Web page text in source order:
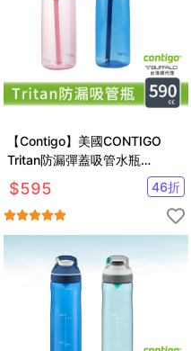
【Contigo】美國CONTIGO
Tritan防漏彈蓋吸管水瓶
590ccAshland(冷水瓶/運動水
壺)
$595 46折